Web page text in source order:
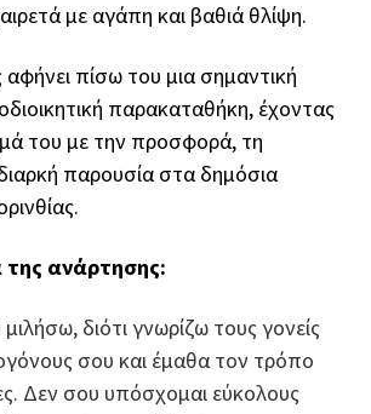
με αγάπη και βαθιά θλίψη.
πίσω του μια σημαντική
παρακαταθήκη, έχοντας
του με την προσφορά, τη
παρουσία στα δημόσια
ανάρτησης:
διότι γνωρίζω τους γονείς
σου και έμαθα τον τρόπο
Δεν σου υπόσχομαι εύκολους